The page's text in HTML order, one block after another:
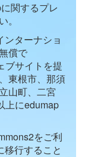
関するプレ
。
ターナショ
償で
ブサイトを提
東根市、那須
山町、二宮
上にedumap
をご利
行すること